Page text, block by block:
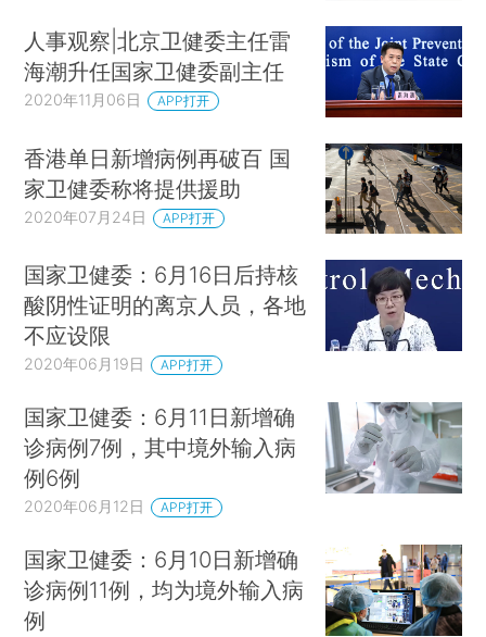
人事观察|北京卫健委主任雷
海潮升任国家卫健委副主任
2020年11月06日 APP打开
香港单日新增病例再破百 国
家卫健委称将提供援助
2020年07月24日 APP打开
国家卫健委：6月16日后持核
酸阴性证明的离京人员，各地
不应设限
2020年06月19日 APP打开
国家卫健委：6月11日新增确
诊病例7例，其中境外输入病
例6例
2020年06月12日 APP打开
国家卫健委：6月10日新增确
诊病例11例，均为境外输入病
例